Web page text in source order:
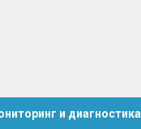
и диагностика